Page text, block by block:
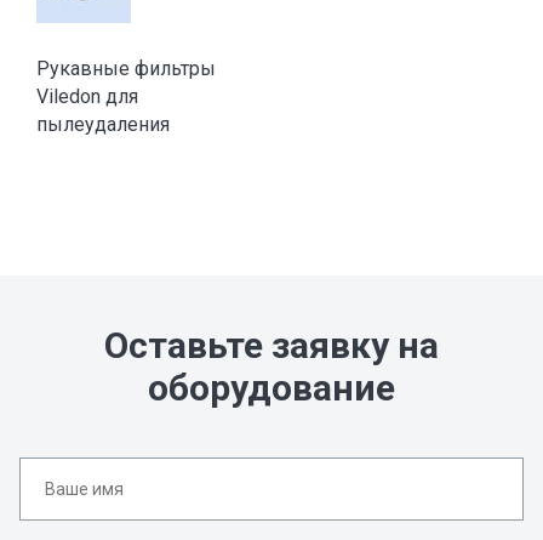
Рукавные фильтры
Viledon для
пылеудаления
Оставьте заявку на
оборудование